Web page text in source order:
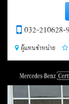
032-210628-
ผู้แทนจำหน่าย